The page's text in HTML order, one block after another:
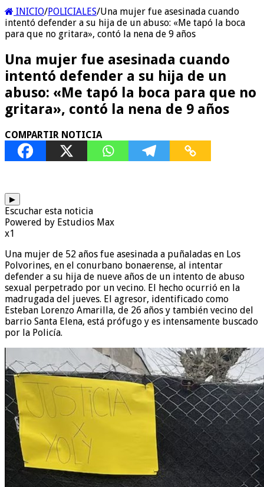
INICIO/POLICIALES/Una mujer fue asesinada cuando
intentó defender a su hija de un abuso: «Me tapó la boca
para que no gritara», contó la nena de 9 años
Una mujer fue asesinada cuando
intentó defender a su hija de un
abuso: «Me tapó la boca para que no
gritara», contó la nena de 9 años
COMPARTIR NOTICIA
▶
Escuchar esta noticia
Powered by Estudios Max
x1
Una mujer de 52 años fue asesinada a puñaladas en Los
Polvorines, en el conurbano bonaerense, al intentar
defender a su hija de nueve años de un intento de abuso
sexual perpetrado por un vecino. El hecho ocurrió en la
madrugada del jueves. El agresor, identificado como
Esteban Lorenzo Amarilla, de 26 años y también vecino del
barrio Santa Elena, está prófugo y es intensamente buscado
por la Policía.